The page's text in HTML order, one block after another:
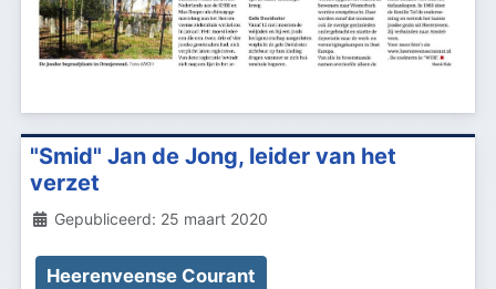
"Smid" Jan de Jong, leider van het
verzet
Details
Gepubliceerd: 25 maart 2020
Heerenveense Courant